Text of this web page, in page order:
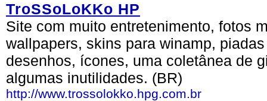
TroSSoLoKKo HP
Site com muito entretenimento, fotos
wallpapers, skins para winamp,
desenhos, ícones, uma coletânea de
algumas inutilidades. (BR)
http://www.trossolokko.hpg.com.br